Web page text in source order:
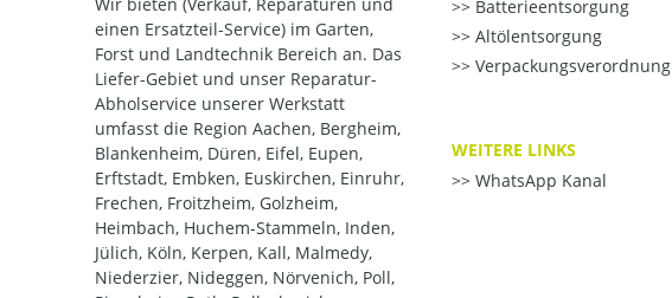
einen Ersatzteil-Service) im Garten,
Forst und Landtechnik Bereich an. Das
Liefer-Gebiet und unser Reparatur-
Abholservice unserer Werkstatt
umfasst die Region Aachen, Bergheim,
Blankenheim, Düren, Eifel, Eupen,
Erftstadt, Embken, Euskirchen, Einruhr,
Frechen, Froitzheim, Golzheim,
Heimbach, Huchem-Stammeln, Inden,
Jülich, Köln, Kerpen, Kall, Malmedy,
Niederzier, Nideggen, Nörvenich, Poll,
Batterieentsorgung
Altölentsorgung
Verpackungsverordnung
WEITERE LINKS
WhatsApp Kanal